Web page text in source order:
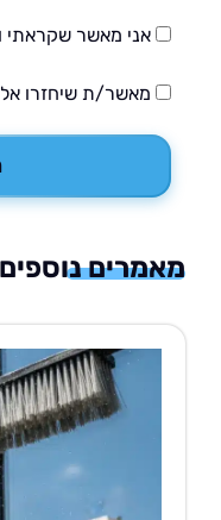
אני מאשר שקראתי והסכמתי
מאשר/ת שיחזרו אליי
תחזרו
נוספים